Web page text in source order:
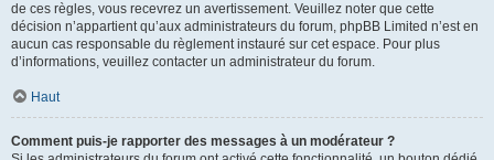
de ces règles, vous recevrez un avertissement. Veuillez noter que cette
décision n’appartient qu’aux administrateurs du forum, phpBB Limited n’est en
aucun cas responsable du règlement instauré sur cet espace. Pour plus
d’informations, veuillez contacter un administrateur du forum.
Haut
Comment puis-je rapporter des messages à un modérateur ?